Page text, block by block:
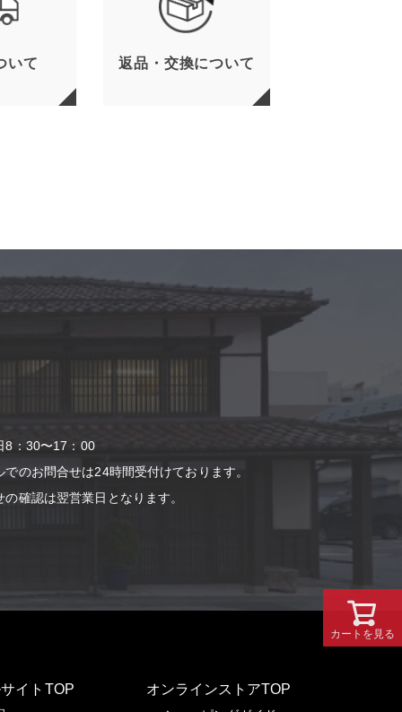
いて 返品・交換について
8：30〜17：00
のお問合せは24時間受付けております。
確認は翌営業⽇となります。
イトTOP オンラインストアTOP
カートを見る